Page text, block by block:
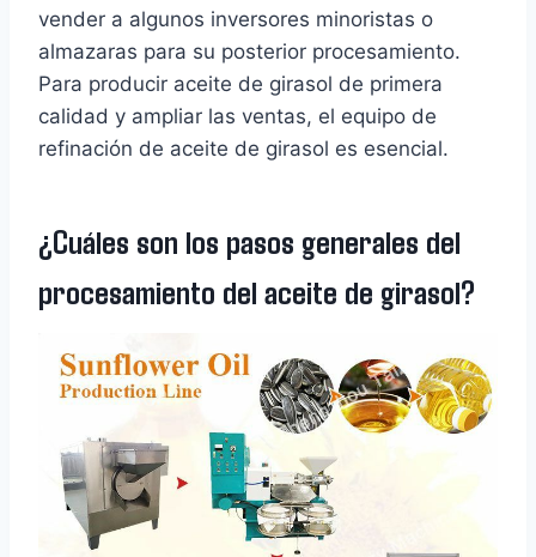
vender a algunos inversores minoristas o
almazaras para su posterior procesamiento.
Para producir aceite de girasol de primera
calidad y ampliar las ventas, el equipo de
refinación de aceite de girasol es esencial.
¿Cuáles son los pasos generales del
procesamiento del aceite de girasol?